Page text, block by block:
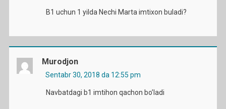
B1 uchun 1 yilda Nechi Marta imtixon buladi?
Murodjon
Sentabr 30, 2018 da 12:55 pm
Navbatdagi b1 imtihon qachon bo’ladi